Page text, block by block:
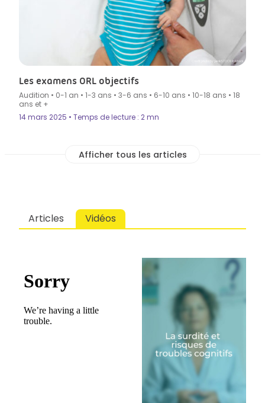
Crédit photo by peakSTOCK in Istock
Les examens ORL objectifs
Audition • 0-1 an • 1-3 ans • 3-6 ans • 6-10 ans • 10-18 ans • 18
ans et +
14 mars 2025 • Temps de lecture : 2 mn
Articles Vidéos